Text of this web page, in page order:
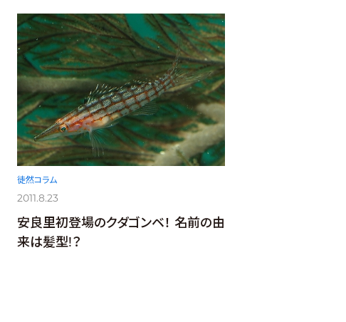
徒然コラム
2011.8.23
安良里初登場のクダゴンベ！ 名前の由
来は髪型!？